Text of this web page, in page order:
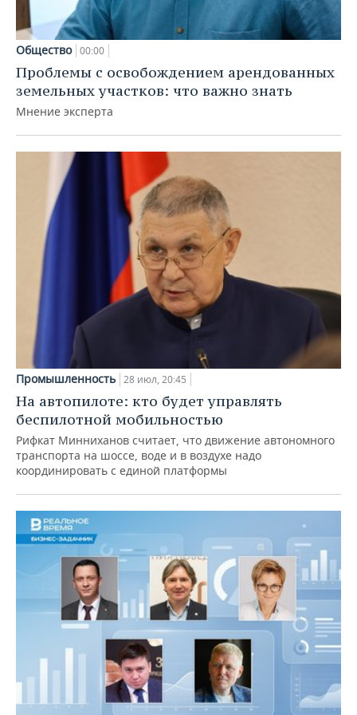
Общество 00:00
Проблемы с освобождением арендованных
земельных участков: что важно знать
Мнение эксперта
Промышленность 28 июл, 20:45
На автопилоте: кто будет управлять
беспилотной мобильностью
Рифкат Минниханов считает, что движение автономного
транспорта на шоссе, воде и в воздухе надо
координировать с единой платформы